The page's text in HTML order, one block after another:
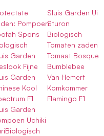
Pompoen
Spons
Garden
Fijne
Garden
Kool
F1
Garden
Uchiki
Sluis Garden Ui
Sturon
Biologisch
Tomaten zaden
Tomaat Bosque
Bumblebee
Van Hemert
Komkommer
Flamingo F1